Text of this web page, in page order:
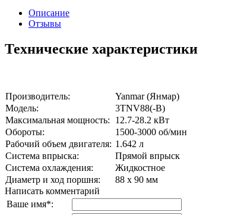
Описание
Отзывы
Технические характеристики
Производитель:
Yanmar (Янмар)
Модель:
3TNV88(-B)
Максимальная мощность:
12.7-28.2 кВт
Обороты:
1500-3000 об/мин
Рабочий объем двигателя: 1.642 л
Система впрыска:
Прямой впрыск
Система охлаждения:
Жидкостное
Диаметр и ход поршня:
88 х 90 мм
Написать комментарий
Ваше имя*: